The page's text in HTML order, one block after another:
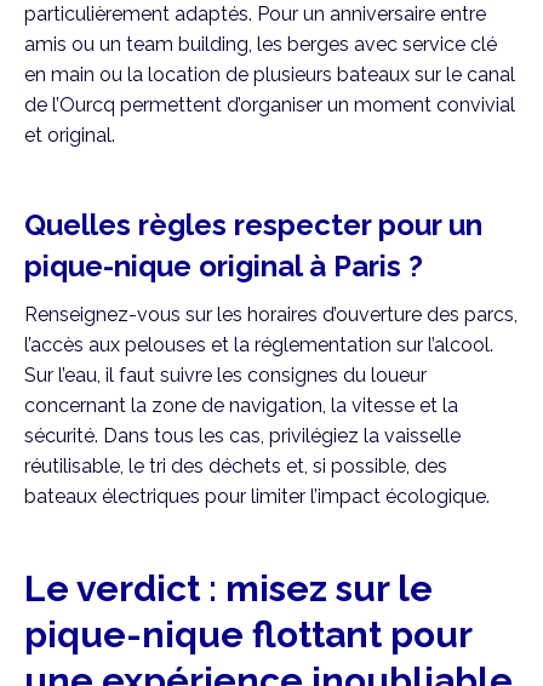
particulièrement adaptés. Pour un anniversaire entre
amis ou un team building, les berges avec service clé
en main ou la location de plusieurs bateaux sur le canal
de l’Ourcq permettent d’organiser un moment convivial
et original.
Quelles règles respecter pour un
pique-nique original à Paris ?
Renseignez-vous sur les horaires d’ouverture des parcs,
l’accès aux pelouses et la réglementation sur l’alcool.
Sur l’eau, il faut suivre les consignes du loueur
concernant la zone de navigation, la vitesse et la
sécurité. Dans tous les cas, privilégiez la vaisselle
réutilisable, le tri des déchets et, si possible, des
bateaux électriques pour limiter l’impact écologique.
Le verdict : misez sur le
pique-nique flottant pour